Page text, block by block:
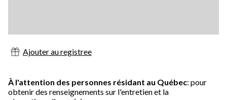
Ajouter au registree
À l'attention des personnes résidant au Québec: pour
obtenir des renseignements sur l'entretien et la